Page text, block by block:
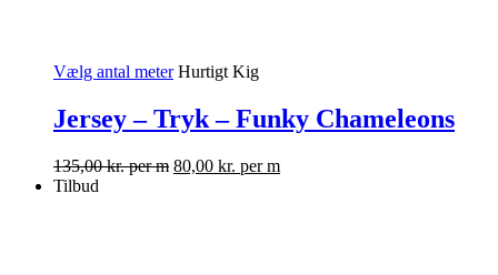
Vælg antal meter Hurtigt Kig
Jersey – Tryk – Funky Chameleons
135,00kr.per m 80,00 kr. per m
Tilbud